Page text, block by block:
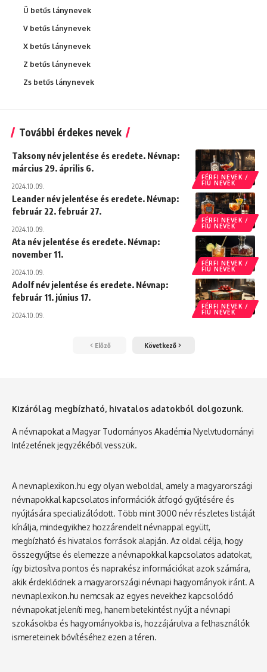
Ü betűs lánynevek
V betűs lánynevek
X betűs lánynevek
Z betűs lánynevek
Zs betűs lánynevek
További érdekes nevek
FÉRFI NEVEK /
FIÚ NEVEK
Taksony név jelentése és eredete. Névnap:
március 29. április 6.
2024.10.09.
FÉRFI NEVEK /
FIÚ NEVEK
Leander név jelentése és eredete. Névnap:
február 22. február 27.
2024.10.09.
FÉRFI NEVEK /
FIÚ NEVEK
Ata név jelentése és eredete. Névnap:
november 11.
2024.10.09.
FÉRFI NEVEK /
FIÚ NEVEK
Adolf név jelentése és eredete. Névnap:
február 11. június 17.
2024.10.09.
Előző Következő
Kizárólag megbízható, hivatalos adatokból dolgozunk.
A névnapokat a Magyar Tudományos Akadémia Nyelvtudományi
Intézetének jegyzékéből vesszük.
A nevnaplexikon.hu egy olyan weboldal, amely a magyarországi
névnapokkal kapcsolatos információk átfogó gyűjtésére és
nyújtására specializálódott. Több mint 3000 név részletes listáját
kínálja, mindegyikhez hozzárendelt névnappal együtt,
megbízható és hivatalos források alapján. Az oldal célja, hogy
összegyűjtse és elemezze a névnapokkal kapcsolatos adatokat,
így biztosítva pontos és naprakész információkat azok számára,
akik érdeklődnek a magyarországi névnapi hagyományok iránt. A
nevnaplexikon.hu nemcsak az egyes nevekhez kapcsolódó
névnapokat jeleníti meg, hanem betekintést nyújt a névnapi
szokásokba és hagyományokba is, hozzájárulva a felhasználók
ismereteinek bővítéséhez ezen a téren.